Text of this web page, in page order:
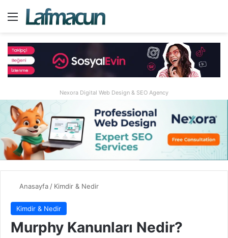
Menü
Nexora Digital Web Design & SEO Agency
Anasayfa/ Kimdir & Nedir
Kimdir & Nedir
Murphy Kanunları Nedir?